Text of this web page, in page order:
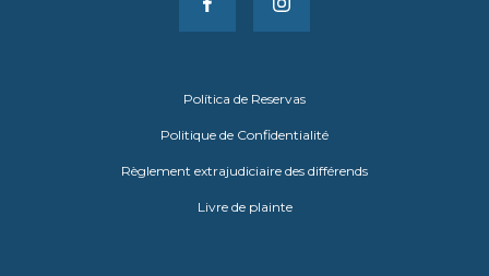
Política de Reservas
Politique de Confidentialité
Règlement extrajudiciaire des différends
Livre de plainte